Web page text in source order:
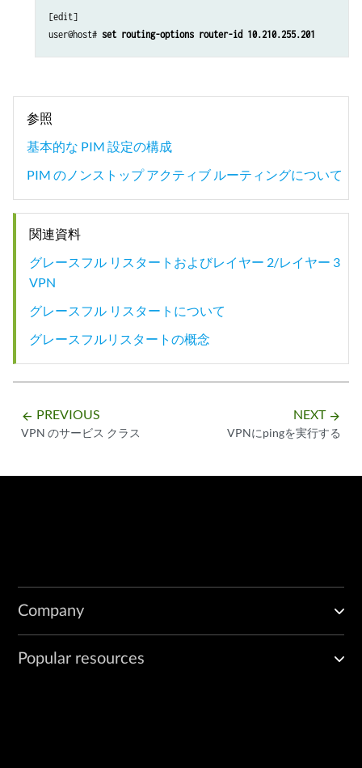
[edit]
user@host# set routing-options router-id 10.210.255.201
参照
基本的な PIM 設定の構成
PIM のノンストップ アクティブ ルーティングについて
関連資料
グレースフル リスタートおよびレイヤー 2/レイヤー 3
VPN
グレースフル リスタートについて
グレースフルリスタートの概念
arrow_backward PREVIOUS
VPN のサービス クラス
NEXT arrow_forward
VPNにpingを実行する
Company
Popular resources